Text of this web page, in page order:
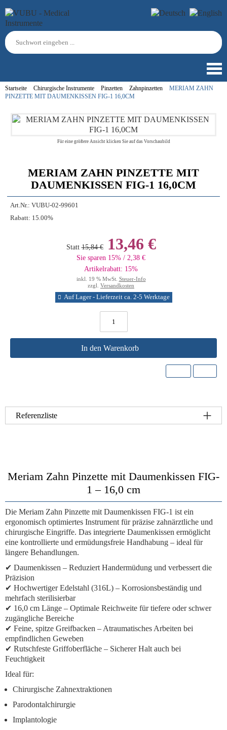
Startseite Chirurgische Instrumente Pinzetten Zahnpinzetten
MERIAM ZAHN
PINZETTE MIT DAUMENKISSEN FIG-1 16,0CM
Für eine größere Ansicht klicken Sie auf das Vorschaubild
MERIAM ZAHN PINZETTE MIT
DAUMENKISSEN FIG-1 16,0CM
Art.Nr.: VUBU-02-99601
Rabatt: 15.00%
Statt 15,84 €13,46 €
Sie sparen 15% / 2,38 €
Artikelrabatt: 15%
inkl. 19 % MwSt. Steuer-Info
zzgl. Versandkosten
Auf Lager - Lieferzeit ca. 2-5 Werktage
In den Warenkorb
Referenzliste
Meriam Zahn Pinzette mit Daumenkissen FIG-
1 – 16,0 cm
Die Meriam Zahn Pinzette mit Daumenkissen FIG-1 ist ein
ergonomisch optimiertes Instrument für präzise zahnärztliche und
chirurgische Eingriffe. Das integrierte Daumenkissen ermöglicht
eine kontrollierte und ermüdungsfreie Handhabung – ideal für
längere Behandlungen.
✔ Daumenkissen – Reduziert Handermüdung und verbessert die
Präzision
✔ Hochwertiger Edelstahl (316L) – Korrosionsbeständig und
mehrfach sterilisierbar
✔ 16,0 cm Länge – Optimale Reichweite für tiefere oder schwer
zugängliche Bereiche
✔ Feine, spitze Greifbacken – Atraumatisches Arbeiten bei
empfindlichen Geweben
✔ Rutschfeste Griffoberfläche – Sicherer Halt auch bei
Feuchtigkeit
Ideal für:
Chirurgische Zahnextraktionen
Parodontalchirurgie
Implantologie